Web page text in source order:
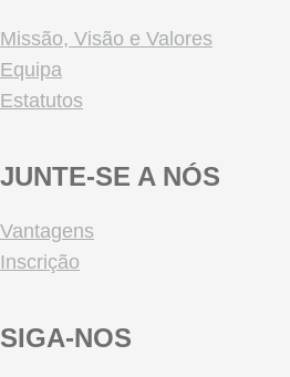
Missão, Visão e Valores
Equipa
Estatutos
JUNTE-SE A NÓS
Vantagens
Inscrição
SIGA-NOS